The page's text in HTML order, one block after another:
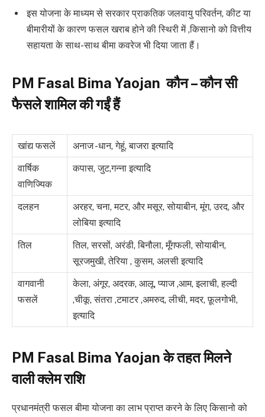
इस योजना के माध्यम से सरकार प्राकतिक जलवायु परिवर्तन, कीट या
बीमारीयों के कारण फसल खराब होने की स्थिरी में ,किसानो को वित्तीय
सहायता के साथ-साथ बीमा कवरेज भी दिया जाता हैं।
PM Fasal Bima Yaojan कौन – कौन सी
फैसले शामिल की गईं हैं
खांद्य फसलें
अनाज -धान, गेहूं, बाजरा इत्यादि
वार्षिक
वाणिज्यिक
कपास, जुट,गन्ना इत्यादि
दलहन
अरहर, चना, मटर, और मसूर, सोयाबीन, मूंग, उरद, और
लोबिया इत्यादि
तिल
तिल, सरसों, अरंडी, बिनौला, मूँगफली, सोयाबीन,
सूरजमुखी, तेरिया , कुसम, अलसीइत्यादि
वागवानी
फसलें
केला, अंगूर, अदरक, आलू, प्याज ,आम, इलाची, हल्दी
,चीकू, संतरा ,टमाटर ,अमरुद, लीची, मदर, फ़ूलगोभी,
इत्यादि
PM Fasal Bima Yaojan के तहत मिलने
वाली क्लेम राशि
प्रधानमंत्री फसल बीमा योजना का लाभ प्राप्त करने के लिए किसानो को